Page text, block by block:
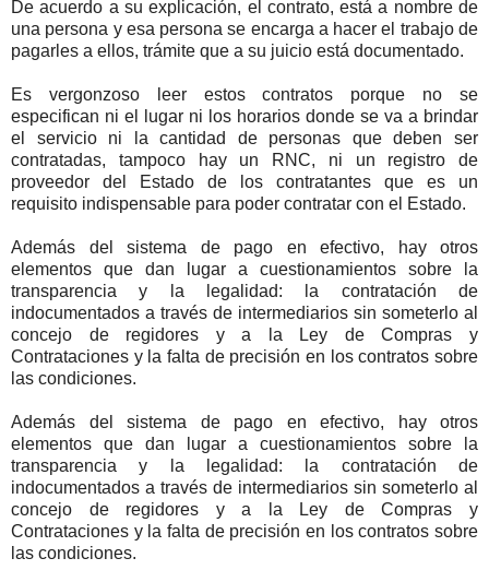
De acuerdo a su explicación, el contrato, está a nombre de
una persona y esa persona se encarga a hacer el trabajo de
pagarles a ellos, trámite que a su juicio está documentado.
Es vergonzoso leer estos contratos porque no se
especifican ni el lugar ni los horarios donde se va a brindar
el servicio ni la cantidad de personas que deben ser
contratadas, tampoco hay un RNC, ni un registro de
proveedor del Estado de los contratantes que es un
requisito indispensable para poder contratar con el Estado.
Además del sistema de pago en efectivo, hay otros
elementos que dan lugar a cuestionamientos sobre la
transparencia y la legalidad: la contratación de
indocumentados a través de intermediarios sin someterlo al
concejo de regidores y a la Ley de Compras y
Contrataciones y la falta de precisión en los contratos sobre
las condiciones.
Además del sistema de pago en efectivo, hay otros
elementos que dan lugar a cuestionamientos sobre la
transparencia y la legalidad: la contratación de
indocumentados a través de intermediarios sin someterlo al
concejo de regidores y a la Ley de Compras y
Contrataciones y la falta de precisión en los contratos sobre
las condiciones.